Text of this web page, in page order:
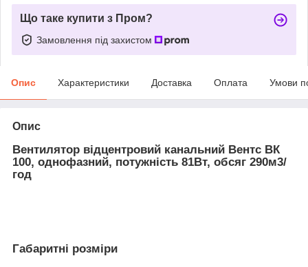
Що таке купити з Пром?
Замовлення під захистом
Опис Характеристики Доставка Оплата Умови
Опис
Вентилятор відцентровий канальний Вентс ВК
100, однофазний, потужність 81Вт, обсяг 290м3/
год
Габаритні розміри